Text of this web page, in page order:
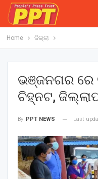
Home ଜିଲ୍ଲା
ଭଞ୍ଜନଗର ରେ
ଚିହ୍ନଟ,
By PPT NEWS Last